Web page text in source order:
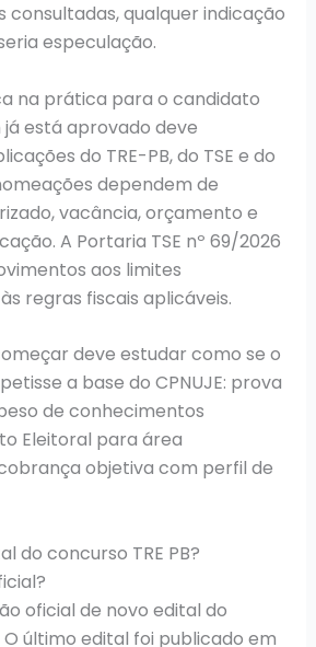
consultadas, qualquer indicação
especulação.
na prática para o candidato
está aprovado deve
do TRE-PB, do TSE e do
dependem de
vacância, orçamento e
A Portaria TSE nº 69/2026
aos limites
regras fiscais aplicáveis.
deve estudar como se o
a base do CPNUJE: prova
de conhecimentos
Eleitoral para área
objetiva com perfil de
do concurso TRE PB?
oficial de novo edital do
O último edital foi publicado em